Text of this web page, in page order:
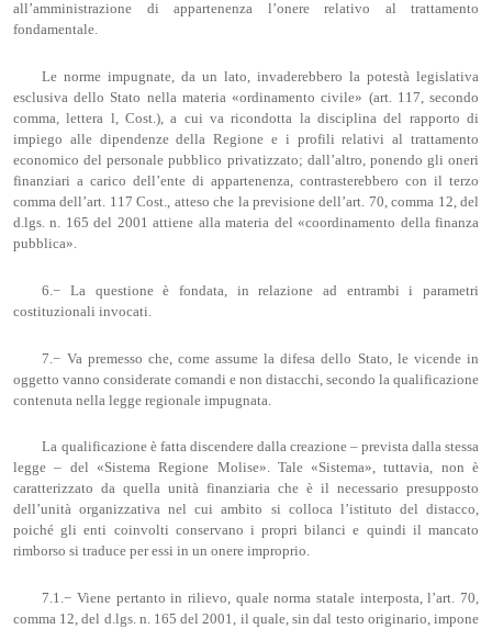
all’amministrazione di appartenenza l’onere relativo al trattamento
fondamentale.
Le norme impugnate, da un lato, invaderebbero la potestà legislativa
esclusiva dello Stato nella materia «ordinamento civile» (art. 117, secondo
comma, lettera l, Cost.), a cui va ricondotta la disciplina del rapporto di
impiego alle dipendenze della Regione e i profili relativi al trattamento
economico del personale pubblico privatizzato; dall’altro, ponendo gli oneri
finanziari a carico dell’ente di appartenenza, contrasterebbero con il terzo
comma dell’art. 117 Cost., atteso che la previsione dell’art. 70, comma 12, del
d.lgs. n. 165 del 2001 attiene alla materia del «coordinamento della finanza
pubblica».
6.− La questione è fondata, in relazione ad entrambi i parametri
costituzionali invocati.
7.− Va premesso che, come assume la difesa dello Stato, le vicende in
oggetto vanno considerate comandi e non distacchi, secondo la qualificazione
contenuta nella legge regionale impugnata.
La qualificazione è fatta discendere dalla creazione – prevista dalla stessa
legge – del «Sistema Regione Molise». Tale «Sistema», tuttavia, non è
caratterizzato da quella unità finanziaria che è il necessario presupposto
dell’unità organizzativa nel cui ambito si colloca l’istituto del distacco,
poiché gli enti coinvolti conservano i propri bilanci e quindi il mancato
rimborso si traduce per essi in un onere improprio.
7.1.− Viene pertanto in rilievo, quale norma statale interposta, l’art. 70,
comma 12, del d.lgs. n. 165 del 2001, il quale, sin dal testo originario, impone